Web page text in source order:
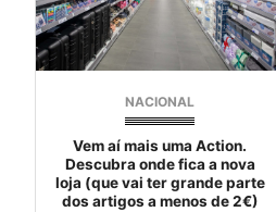
NACIONAL
Vem aí mais uma Action.
Descubra onde fica a nova
loja (que vai ter grande parte
dos artigos a menos de 2€)